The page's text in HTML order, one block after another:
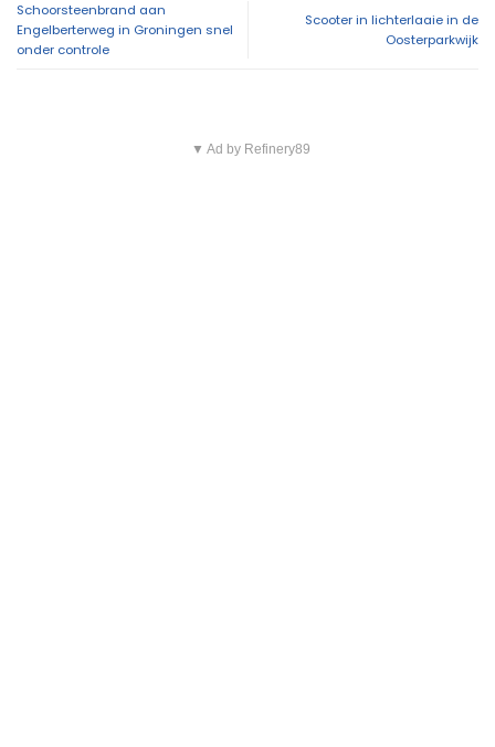
Schoorsteenbrand aan
Engelberterweg in Groningen snel
onder controle
Scooter in lichterlaaie in de
Oosterparkwijk
▼ Ad by Refinery89